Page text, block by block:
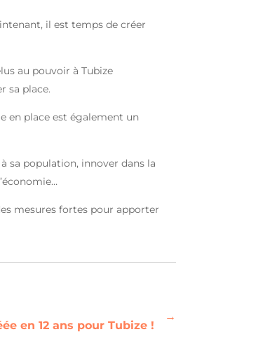
il est temps de créer
au pouvoir à Tubize
sa place.
en place est également un
sa population, innover dans la
mesures fortes pour apporter
en 12 ans pour Tubize !
→